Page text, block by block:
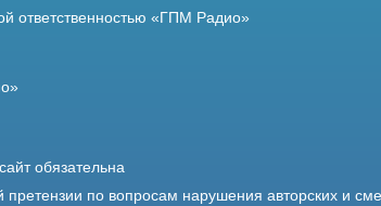
ответственностью «ГПМ Радио»
обязательна
по вопросам нарушения авторских и